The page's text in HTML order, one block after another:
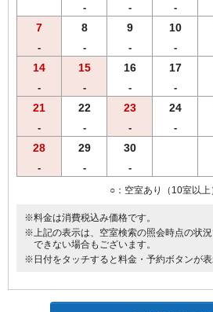
【ご利用にあたっての注意事項】
※ご到着が２０：００を過ぎた場合はお食
すので、あらかじめご了承ください。
【客室のご案内】
全室Ｗi−Ｆi無料接続＆加湿空気清浄機＆
- - -
7
-
8
-
9
-
10
-
14
-
15
-
16
-
17
-
21
-
22
-
23
-
24
-
28
-
29
-
30
-
○：空室あり（10室以
※料金は消費税込み価格です。
※上記の表示は、空室検索の照会時点の状
できない場合もございます。
※日付をタッチすると料金・予約ボタンが表